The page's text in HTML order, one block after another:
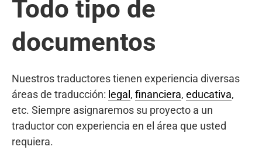
Todo tipo de
documentos
Nuestros traductores tienen experiencia diversas
áreas de traducción: legal , financiera, educativa,
etc. Siempre asignaremos su proyecto a un
traductor con experiencia en el área que usted
requiera.